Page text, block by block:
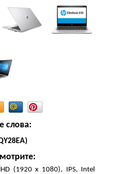
слова:
(1920 х 1080), IPS, Intel